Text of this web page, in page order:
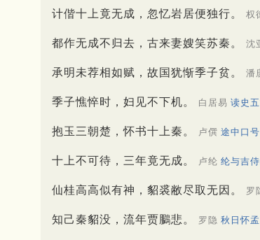
计偕十上竟无成，忽忆岩居便独行。 权
都作无成不归去，古来妻嫂笑苏秦。 沈
承明未荐相如赋，故国犹惭季子贫。 潘
季子憔悴时，妇见不下机。 白居易 读史
抱玉三朝楚，怀书十上秦。 卢僎 途中口号
十上不可待，三年竟无成。 卢纶 纶与吉
仙桂高高似有神，貂裘敝尽取无因。 罗
知己秦貂没，流年贾鵩悲。 罗隐 秋日怀